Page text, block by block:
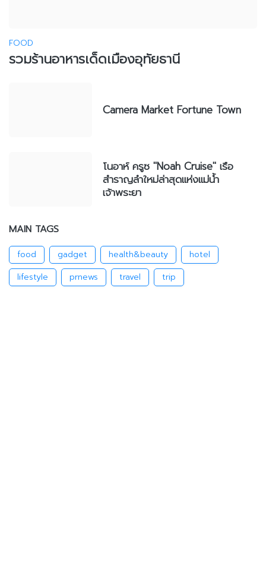
FOOD
รวมร้านอาหารเด็ดเมืองอุทัยธานี
Camera Market Fortune Town
โนอาห์ ครูซ "Noah Cruise" เรือ
สำราญลำใหม่ล่าสุดแห่งแม่น้ำ
เจ้าพระยา
MAIN TAGS
food gadget health&beauty
hotel
lifestyle
prnews travel trip